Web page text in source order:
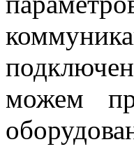
можем